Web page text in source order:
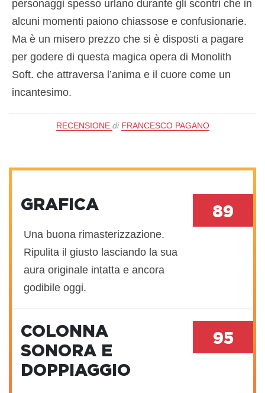
personaggi spesso urlano durante gli scontri che in
alcuni momenti paiono chiassose e confusionarie.
Ma è un misero prezzo che si è disposti a pagare
per godere di questa magica opera di Monolith
Soft. che attraversa l’anima e il cuore come un
incantesimo.
RECENSIONE di FRANCESCO PAGANO
GRAFICA
Una buona rimasterizzazione.
Ripulita il giusto lasciando la sua
aura originale intatta e ancora
godibile oggi.
89
COLONNA
SONORA E
DOPPIAGGIO
95